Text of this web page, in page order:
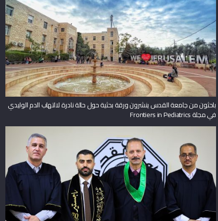
باحثون من جامعة القدس ينشرون ورقة بحثية حول حالة نادرة لالتهاب الدم الوليدي
في مجلة Frontiers in Pediatrics